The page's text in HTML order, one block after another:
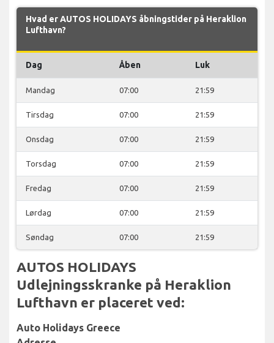
Hvad er AUTOS HOLIDAYS åbningstider på Heraklion
Lufthavn?
Dag Åben Luk
Mandag 07:00 21:59
Tirsdag 07:00 21:59
Onsdag 07:00 21:59
Torsdag 07:00 21:59
Fredag 07:00 21:59
Lørdag 07:00 21:59
Søndag 07:00 21:59
AUTOS HOLIDAYS
Udlejningsskranke på Heraklion
Lufthavn er placeret ved:
Auto Holidays Greece